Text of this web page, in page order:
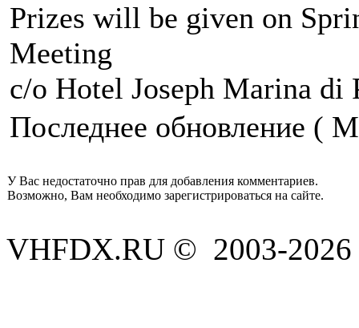
Prizes will be given on
Meeting
c/o Hotel Joseph Marina di
Последнее обновление (
У Вас недостаточно прав для добавления комментариев.
Возможно, Вам необходимо зарегистрироваться на сайте.
VHFDX.RU © 2003-2026